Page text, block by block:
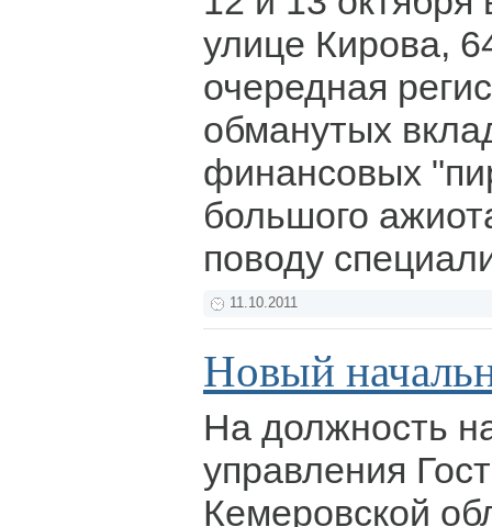
улице Кирова,
очередная
обманутых
финансовых
большого
поводу
11.10.2011
Новый
На должность
управления
Кемеровской